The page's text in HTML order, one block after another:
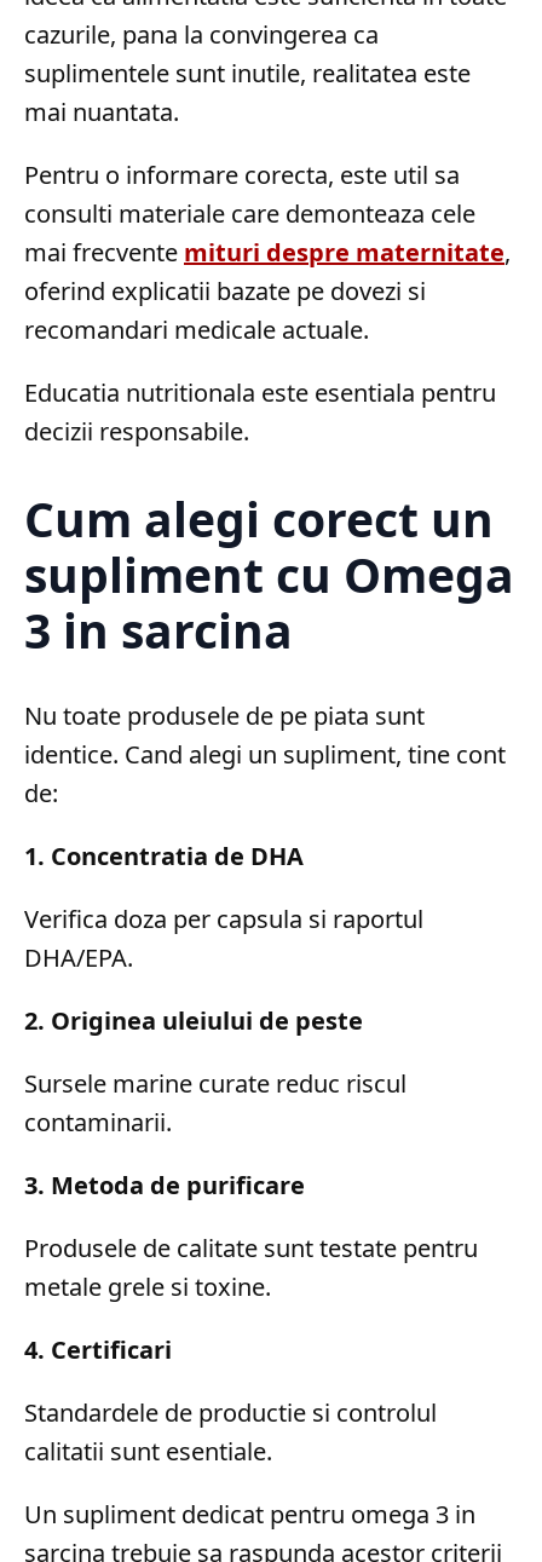
cazurile, pana la convingerea ca
suplimentele sunt inutile, realitatea este
mai nuantata.
Pentru o informare corecta, este util sa
consulti materiale care demonteaza cele
mai frecvente mituri despre maternitate,
oferind explicatii bazate pe dovezi si
recomandari medicale actuale.
Educatia nutritionala este esentiala pentru
decizii responsabile.
Cum alegi corect un
supliment cu Omega
3 in sarcina
Nu toate produsele de pe piata sunt
identice. Cand alegi un supliment, tine cont
de:
1. Concentratia de DHA
Verifica doza per capsula si raportul
DHA/EPA.
2. Originea uleiului de peste
Sursele marine curate reduc riscul
contaminarii.
3. Metoda de purificare
Produsele de calitate sunt testate pentru
metale grele si toxine.
4. Certificari
Standardele de productie si controlul
calitatii sunt esentiale.
Un supliment dedicat pentru omega 3 in
sarcina trebuie sa raspunda acestor criterii